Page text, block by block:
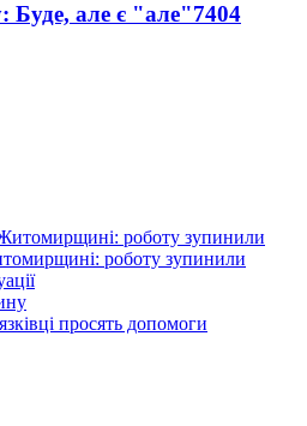
Буде, але є "але"7404
роботу зупинили
просять допомоги